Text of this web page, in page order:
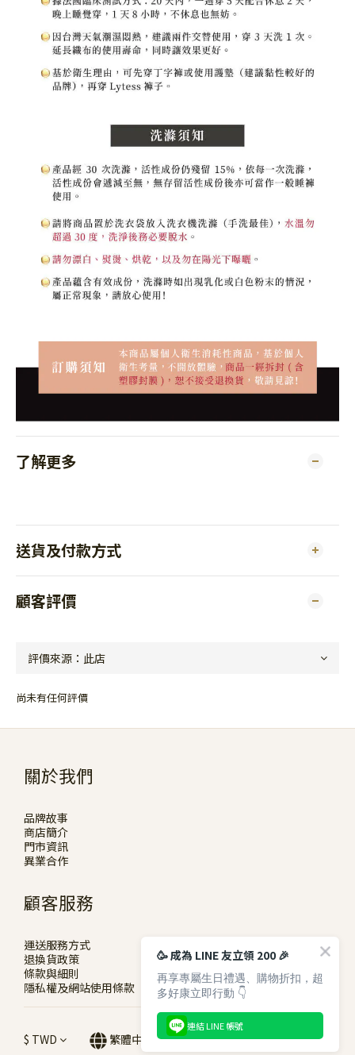
了解更多
送貨及付款方式
顧客評價
尚未有任何評價
關於我們
品牌故事
商店簡介
門市資訊
異業合作
顧客服務
運送服務方式
退換貨政策
條款與細則
隱私權及網站使用條款
$ TWD 繁體中文
🥳 成為 LINE 友立領 200 🎉
再享專屬生日禮遇、購物折扣，超
多好康立即行動 👇
連結 LINE 帳號